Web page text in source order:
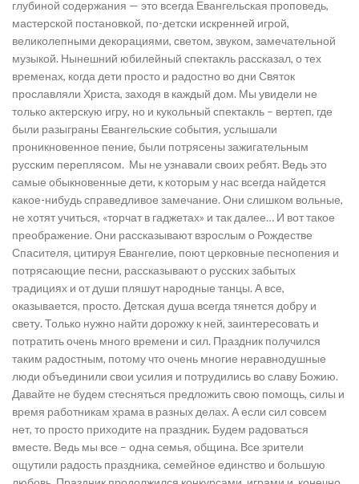
глубиной содержания — это всегда Евангельская проповедь,
мастерской постановкой, по-детски искренней игрой,
великолепными декорациями, светом, звуком, замечательной
музыкой. Нынешний юбилейный спектакль рассказал, о тех
временах, когда дети просто и радостно во дни Святок
прославляли Христа, заходя в каждый дом. Мы увидели не
только актерскую игру, но и кукольный спектакль – вертеп, где
были разыграны Евангельские события, услышали
проникновенное пение, были потрясены зажигательным
русским переплясом. Мы не узнавали своих ребят. Ведь это
самые обыкновенные дети, к которым у нас всегда найдется
какое-нибудь справедливое замечание. Они слишком вольные,
не хотят учиться, «торчат в гаджетах» и так далее… И вот такое
преображение. Они рассказывают взрослым о Рождестве
Спасителя, цитируя Евангелие, поют церковные песнопения и
потрясающие песни, рассказывают о русских забытых
традициях и от души пляшут народные танцы. А все,
оказывается, просто. Детская душа всегда тянется добру и
свету. Только нужно найти дорожку к ней, заинтересовать и
потратить очень много времени и сил. Праздник получился
таким радостным, потому что очень многие неравнодушные
люди объединили свои усилия и потрудились во славу Божию.
Давайте не будем стесняться предложить свою помощь, силы и
время работникам храма в разных делах. А если сил совсем
нет, то просто приходите на праздник. Будем радоваться
вместе. Ведь мы все – одна семья, община. Все зрители
ощутили радость праздника, семейное единство и большую